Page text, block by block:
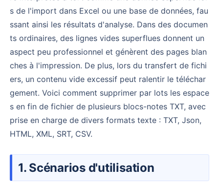
s de l'import dans Excel ou une base de données, fau
ssant ainsi les résultats d'analyse. Dans des documen
ts ordinaires, des lignes vides superflues donnent un
aspect peu professionnel et génèrent des pages blan
ches à l'impression. De plus, lors du transfert de fichi
ers, un contenu vide excessif peut ralentir le téléchar
gement. Voici comment supprimer par lots les espace
s en fin de fichier de plusieurs blocs-notes TXT, avec
prise en charge de divers formats texte : TXT, Json,
HTML, XML, SRT, CSV.
1. Scénarios d'utilisation